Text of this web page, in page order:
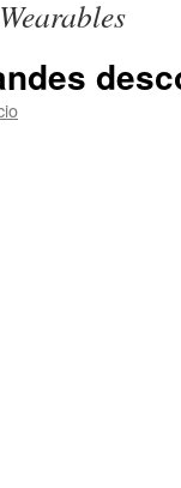
Wearables